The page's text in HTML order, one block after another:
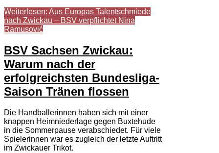
Weiterlesen: Aus Europas Talentschmiede
nach Zwickau – BSV verpflichtet Nina
Ramusović
BSV Sachsen Zwickau:
Warum nach der
erfolgreichsten Bundesliga-
Saison Tränen flossen
Die Handballerinnen haben sich mit einer
knappen Heimniederlage gegen Buxtehude
in die Sommerpause verabschiedet. Für viele
Spielerinnen war es zugleich der letzte Auftritt
im Zwickauer Trikot.